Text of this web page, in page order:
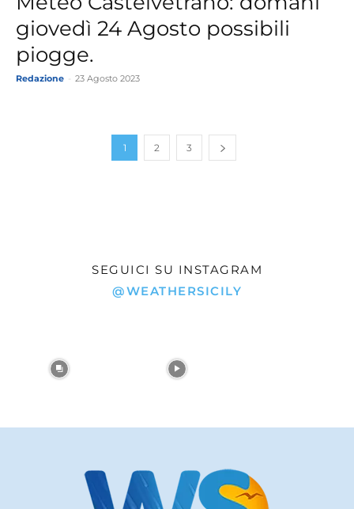
giovedì 24 Agosto possibili
piogge.
Redazione 23 Agosto 2023
1 2 3
SEGUICI SU INSTAGRAM
@WEATHERSICILY